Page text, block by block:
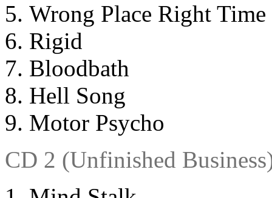
Wrong Place Right Time
Rigid
Bloodbath
Hell Song
Motor Psycho
CD 2 (Unfinished